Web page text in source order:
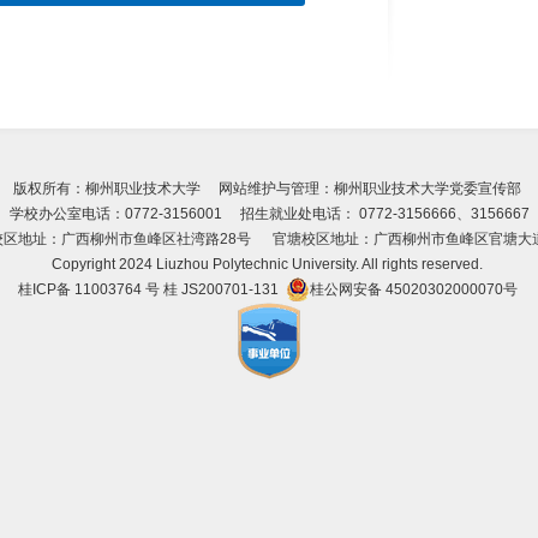
版权所有：柳州职业技术大学 网站维护与管理：柳州职业技术大学党委宣传部
学校办公室电话：0772-3156001 招生就业处电话： 0772-3156666、3156667
区地址：广西柳州市鱼峰区社湾路28号 官塘校区地址：广西柳州市鱼峰区官塘大
Copyright 2024 Liuzhou Polytechnic University. All rights reserved.
桂ICP备 11003764 号桂 JS200701-131 桂公网安备 45020302000070号